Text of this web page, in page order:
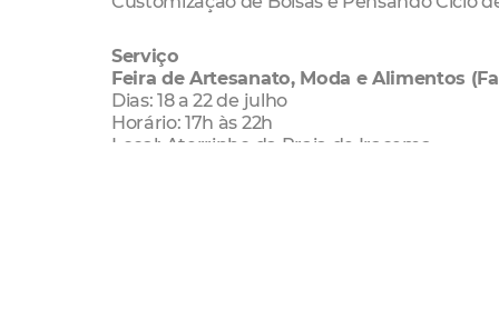
Serviço
Feira de Artesanato, Moda e Alimentos
Dias: 18 a 22 de julho
Horário: 17h às 22h
Local: Aterrinho da Praia de Iracema